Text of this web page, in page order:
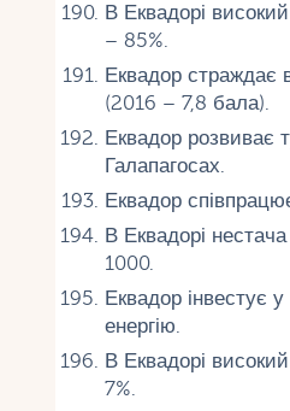
В Еквадорі
– 85%.
Еквадор страждає
(2016 – 7,8 бала).
Еквадор розвиває
Галапагосах.
Еквадор
В Еквадорі
1000.
Еквадор інвестує
енергію.
В Еквадорі
7%.